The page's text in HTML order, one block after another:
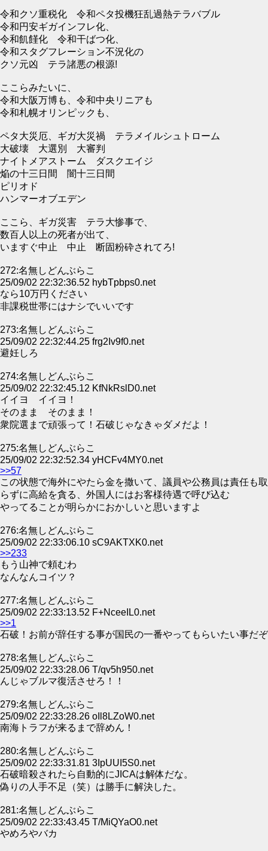
令和クソ重税化 令和ペタ投機狂乱過熱テラバブル
令和円安ギガインフレ化、
令和飢饉化 令和干ばつ化、
令和スタグフレーション不況化の
クソ元凶 テラ諸悪の根源!
ここらみたいに、
令和大阪万博も、令和中央リニアも
令和札幌オリンピックも、
ペタ大災厄、ギガ大災禍 テラメイルシュトローム
大破壊 大選別 大審判
ナイトメアストーム ダスクエイジ
焔の十三日間 闇十三日間
ピリオド
ハンマーオブエデン
ここら、ギガ災害 テラ大惨事で、
数百人以上の死者が出て、
いますぐ中止 中止 断固粉砕されてろ!
272:名無しどんぶらこ
25/09/02 22:32:36.52 hybTpbps0.net
なら10万円ください
非課税世帯にはナシでいいです
273:名無しどんぶらこ
25/09/02 22:32:44.25 frg2Iv9f0.net
避妊しろ
274:名無しどんぶらこ
25/09/02 22:32:45.12 KfNkRslD0.net
イイヨ イイヨ！
そのまま そのまま！
衆院選まで頑張って！石破じゃなきゃダメだよ！
275:名無しどんぶらこ
25/09/02 22:32:52.34 yHCFv4MY0.net
>>57
この状態で海外にやたら金を撒いて、議員や公務員は責任も取
らずに高給を貪る、外国人にはお客様待遇で呼び込む
やってることが明らかにおかしいと思いますよ
276:名無しどんぶらこ
25/09/02 22:33:06.10 sC9AKTXK0.net
>>233
もう山神で頼むわ
なんなんコイツ？
277:名無しどんぶらこ
25/09/02 22:33:13.52 F+NceeIL0.net
>>1
石破！お前が辞任する事が国民の一番やってもらいたい事だぞ
278:名無しどんぶらこ
25/09/02 22:33:28.06 T/qv5h950.net
んじゃブルマ復活させろ！！
279:名無しどんぶらこ
25/09/02 22:33:28.26 oIl8LZoW0.net
南海トラフが来るまで辞めん！
280:名無しどんぶらこ
25/09/02 22:33:31.81 3IpUUI5S0.net
石破暗殺されたら自動的にJICAは解体だな。
偽りの人手不足（笑）は勝手に解決した。
281:名無しどんぶらこ
25/09/02 22:33:43.45 T/MiQYaO0.net
やめろやバカ